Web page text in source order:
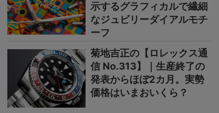
示するグラフィカルで繊細
なジュビリーダイアルモチ
ーフ
菊地吉正の【ロレックス通
信 No.313】｜生産終了の
発表からほぼ2カ月。実勢
価格はいまおいくら？